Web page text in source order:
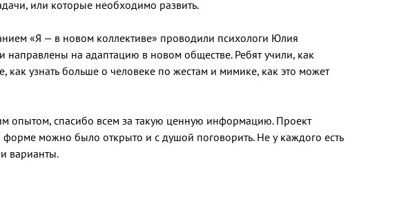
или которые необходимо развить.
«Я — в новом коллективе» проводили психологи Юлия
на адаптацию в новом обществе. Ребят учили, как
как узнать больше о человеке по жестам и мимике, как это может
опытом, спасибо всем за такую ценную информацию. Проект
форме можно было открыто и с душой поговорить. Не у каждого есть
варианты.